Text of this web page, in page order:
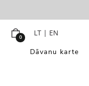
0 LT | EN
Dāvanu karte